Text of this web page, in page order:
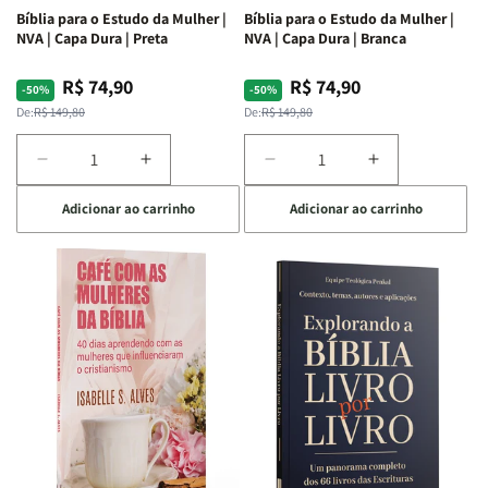
Bíblia para o Estudo da Mulher |
NVA | Capa Dura | Preta
-50%
Preço
normal
De:R$ 149,80
Preço
promocional
R$ 74,90
Diminuir
a
quantidade
de
Bíblia
para
Estudo
da
Mulher
NVA
Capa
Aumentar
a
quantidade
de
Bíblia
para
o
Estudo
da
Mulher
|
NVA
|
Capa
Adicionar ao carrinho
Bíblia para o Estudo da Mulher |
NVA | Capa Dura | Branca
-50%
Preço
normal
De:R$ 149,80
Preço
promocional
R$ 74,90
Diminuir
a
quantidade
de
Bíblia
o
Estudo
da
Mulher
NVA
Capa
Aumentar
a
quantidade
de
Bíblia
para
o
Estudo
Mulher
|
NVA
|
Capa
Adicionar ao carrinho